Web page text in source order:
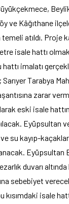
ve Kâğıthane
atıldı. Proje
isale hattı
hattı imalatı
Sarıyer Tarabya
zarar
eski isale
Eyüpsultan
su kayıp-
Eyüpsultan
duvarı altında
sebebiyet
kısımdaki isale